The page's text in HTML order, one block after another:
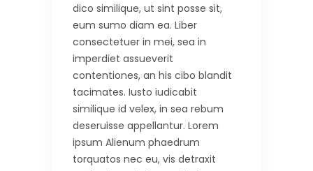
dico similique, ut sint posse sit,
eum sumo diam ea. Liber
consectetuer in mei, sea in
imperdiet assueverit
contentiones, an his cibo blandit
tacimates. Iusto iudicabit
similique id velex, in sea rebum
deseruisse appellantur. Lorem
ipsum Alienum phaedrum
torquatos nec eu, vis detraxit